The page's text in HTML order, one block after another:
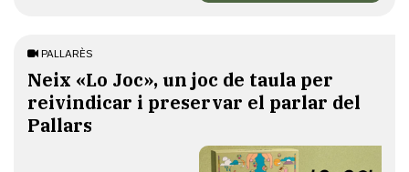
PALLARÈS
​Neix «Lo Joc», un joc de taula per
reivindicar i preservar el parlar del
Pallars